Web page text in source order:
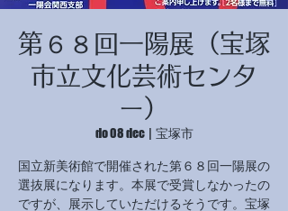
© Copyright
第６８回一陽展（宝塚
市立文化芸術センタ
ー）
do 08 dec
  |
宝塚市
国立新美術館で開催された第６８回一陽展の
選抜展になります。本展で受賞しなかったの
ですが、展示していただけるそうです。宝塚